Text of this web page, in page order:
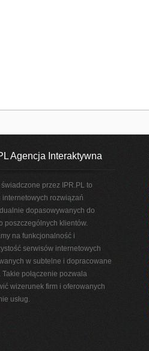
Agencja Interaktywna
świadczone przez IPR.PL to
internetowych rozwiązań
dopasowywanych do
poszczególnych klientów.
na funkcjonalność i
serwisów internetowych
w subtelne i dopracowane
Takie połączenie pozwala
wizerunek firm i oferowanych
usług.